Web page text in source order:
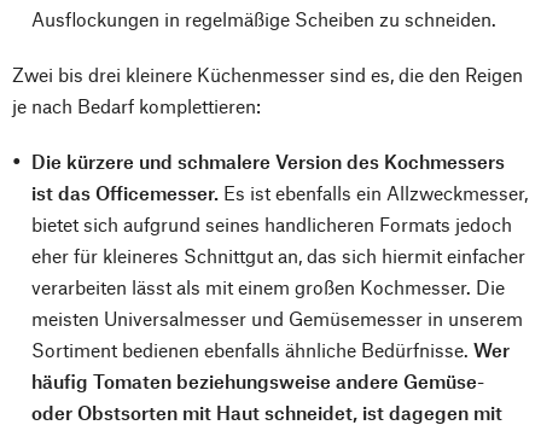
Ausflockungen in regelmäßige Scheiben zu schneiden.
Zwei bis drei kleinere Küchenmesser sind es, die den Reigen
je nach Bedarf komplettieren:
Die kürzere und schmalere Version des Kochmessers
ist das Officemesser. Es ist ebenfalls ein Allzweckmesser,
bietet sich aufgrund seines handlicheren Formats jedoch
eher für kleineres Schnittgut an, das sich hiermit einfacher
verarbeiten lässt als mit einem großen Kochmesser. Die
meisten Universalmesser und Gemüsemesser in unserem
Sortiment bedienen ebenfalls ähnliche Bedürfnisse. Wer
häufig Tomaten beziehungsweise andere Gemüse-
oder Obstsorten mit Haut schneidet, ist dagegen mit